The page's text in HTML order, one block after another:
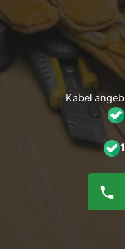
Inhalt
Kabel